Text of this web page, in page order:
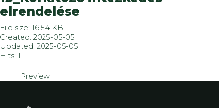
elrendelése
File size: 16.54 KB
Created: 2025-05-05
Updated: 2025-05-05
Hits: 1
Preview